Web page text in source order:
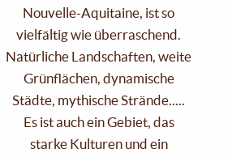
Nouvelle-Aquitaine, ist so
vielfältig wie überraschend.
Natürliche Landschaften, weite
Grünflächen, dynamische
Städte, mythische Strände.....
Es ist auch ein Gebiet, das
starke Kulturen und ein